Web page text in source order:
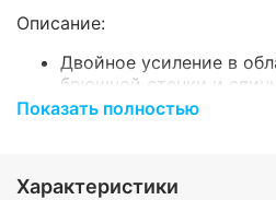
Описание:
Двойное усиление в
брюшной стенки и спины
Трехрядная застежка
Показать полностью
Характеристики